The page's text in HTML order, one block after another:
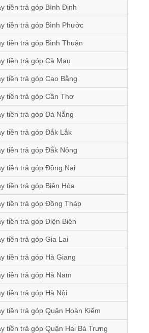
tiền trả góp Bình Định
tiền trả góp Bình Phước
tiền trả góp Bình Thuận
tiền trả góp Cà Mau
tiền trả góp Cao Bằng
tiền trả góp Cần Thơ
tiền trả góp Đà Nẵng
tiền trả góp Đắk Lắk
tiền trả góp Đắk Nông
tiền trả góp Đồng Nai
tiền trả góp Biên Hòa
tiền trả góp Đồng Tháp
tiền trả góp Điện Biên
tiền trả góp Gia Lai
tiền trả góp Hà Giang
tiền trả góp Hà Nam
tiền trả góp Hà Nội
tiền trả góp Quận Hoàn Kiếm
tiền trả góp Quận Hai Bà Trưng